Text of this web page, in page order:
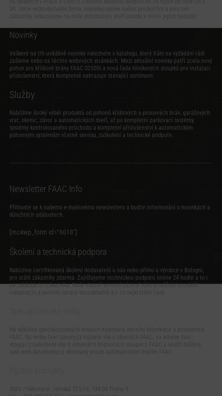
Novinky
Veškeré na trh uváděné novinky naleznete v katalogu, který Vám na vyžádání rádi
zašleme nebo na těchto webových stránkách. Mezi aktuální novinky patří zcela nový
pohon pro křídlové brány FAAC S2500i a nová řada hliníkových sloupků pro instalaci
příslušenství, která kompletně nahrazuje stávající sortiment.
Služby
Nabízíme široký výběr produktů od pohonů křídlových a posuvných brán, garážových
vrat, okenic, závor a automatických dveří, až po kompletní parkovací systémy,
systémy kontrolovaného průchodu a kompletní příslušenství k automatickým
pohonným systémům včetně servisu, zaškolení a technické podpoře.
Newsletter FAAC Info
Přihlaste se k našemu e-mailovému newsletteru a buďte informování o novinkách a
důležitých událostech.
[mc4wp_form id=“6018″]
Školení a technická podpora
Nabízíme certifikovaná školení dodavatelů u nás nebo přímo u výrobce v Bologni,
pro stálé zákazníky zdarma. Zajišťujeme technickou podporu online 24 hodin a to i
na zakázkách i zákazníka. Naše vlastní servisní zázemí nám umožňuje provádět